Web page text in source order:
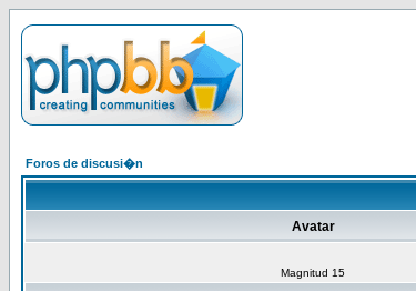
Foros de discusi�n
Avatar
Magnitud 15